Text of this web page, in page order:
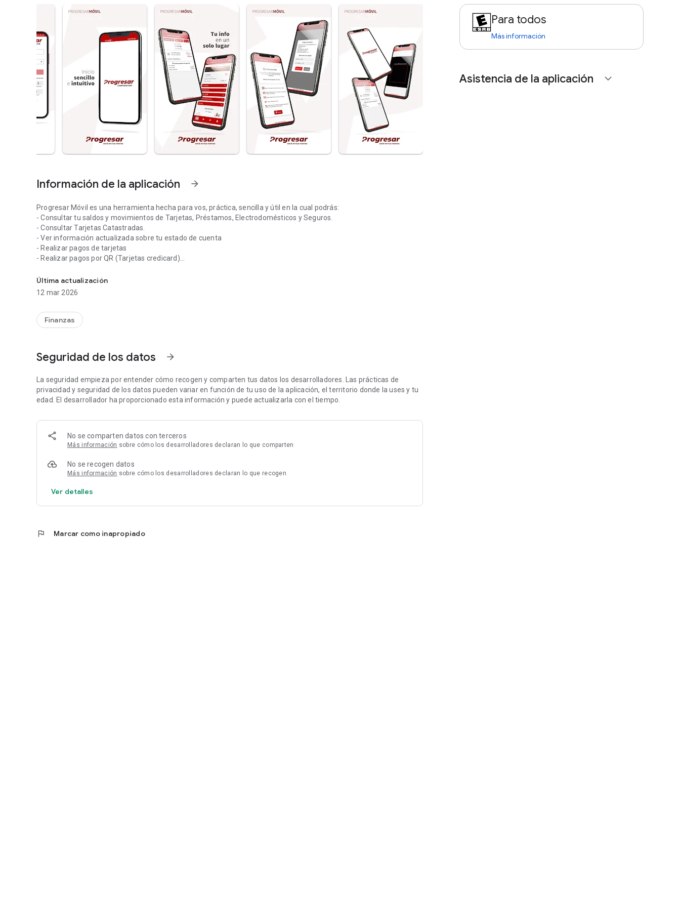
Información de la aplicación arrow_forward
Progresar Móvil es una herramienta hecha para vos, práctica, sencilla y útil en la cual podrás:
- Consultar tu saldos y movimientos de Tarjetas, Préstamos, Electrodomésticos y Seguros.
- Consultar Tarjetas Catastradas.
- Ver información actualizada sobre tu estado de cuenta
- Realizar pagos de tarjetas
- Realizar pagos por QR (Tarjetas credicard)
- Consultar información sobre tus pagos en linea
- Ver tu información personal
Última actualización
12 mar 2026
Finanzas
Seguridad de los datos arrow_forward
La seguridad empieza por entender cómo recogen y comparten tus datos los desarrolladores. Las prácticas de
privacidad y seguridad de los datos pueden variar en función de tu uso de la aplicación, el territorio donde la uses y tu
edad. El desarrollador ha proporcionado esta información y puede actualizarla con el tiempo.
No se comparten datos con terceros
Más información sobre cómo los desarrolladores declaran lo que comparten
No se recogen datos
Más información sobre cómo los desarrolladores declaran lo que recogen
Ver detalles
flag Marcar como inapropiado
Para todos
Más información
Asistencia de la aplicación expand_more